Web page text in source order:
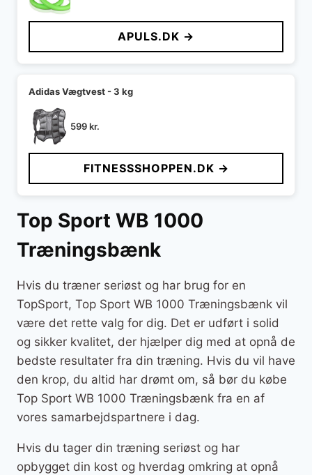
pris
599 kr..
pris
er:
299 kr..
APULS.DK →
Adidas Vægtvest - 3 kg
599kr.
FITNESSSHOPPEN.DK →
Top Sport WB 1000
Træningsbænk
Hvis du træner seriøst og har brug for en
TopSport, Top Sport WB 1000 Træningsbænk vil
være det rette valg for dig. Det er udført i solid
og sikker kvalitet, der hjælper dig med at opnå de
bedste resultater fra din træning. Hvis du vil have
den krop, du altid har drømt om, så bør du købe
Top Sport WB 1000 Træningsbænk fra en af
vores samarbejdspartnere i dag.
Hvis du tager din træning seriøst og har
opbygget din kost og hverdag omkring at opnå